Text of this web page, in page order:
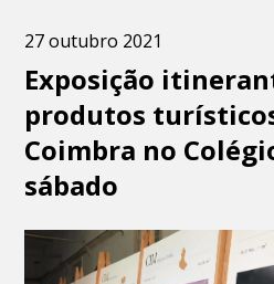
27 outubro 2021
Exposição
produtos
Coimbra no
sábado